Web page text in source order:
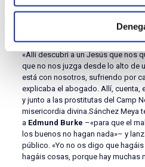
matrimonio se declaró nulo y
decidieron peregrinar a
«Allí descubrí a un Jesús que nos
que no nos juzga desde lo alto de
está con nosotros, sufriendo por
explicaba el abogado. Allí, cuenta,
y junto a las prostitutas del Camp
misericordia divina.Sánchez Meya
a Edmund Burke –«para que el
los buenos no hagan nada»– y
público. «Yo no os digo que
hagáis cosas, porque hay muchas